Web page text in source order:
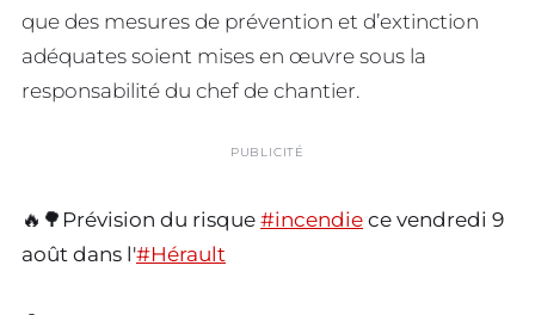
que des mesures de prévention et d’extinction
adéquates soient mises en œuvre sous la
responsabilité du chef de chantier.
PUBLICITÉ
🔥🌳Prévision du risque #incendie ce vendredi 9
août dans l'#Hérault